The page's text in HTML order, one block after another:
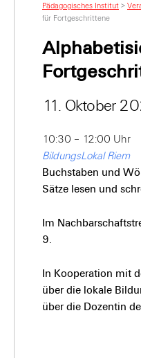
Pädagogisches Institut >
für Fortgeschrittene
11. Oktober
10:30 – 12:00 Uhr
BildungsLokal Riem
Buchstaben und
Sätze lesen und
Im
9.
In Kooperation mit
über die lokale
über die Dozentin